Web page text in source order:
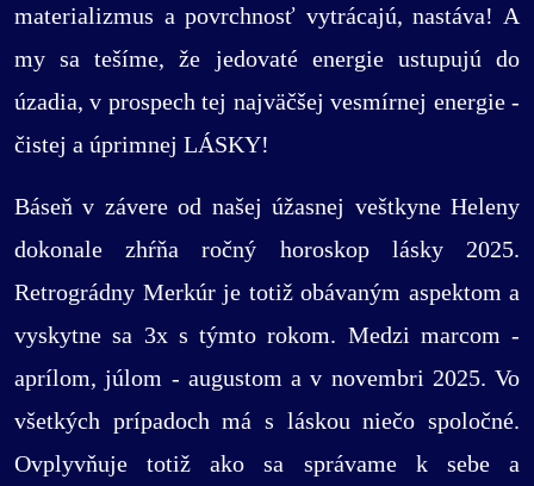
materializmus a povrchnosť vytrácajú, nastáva! A
my sa tešíme, že jedovaté energie ustupujú do
úzadia, v prospech tej najväčšej vesmírnej energie -
čistej a úprimnej LÁSKY!
Báseň v závere od našej úžasnej veštkyne Heleny
dokonale zhŕňa ročný horoskop lásky 2025.
Retrográdny Merkúr je totiž obávaným aspektom a
vyskytne sa 3x s týmto rokom. Medzi marcom -
aprílom, júlom - augustom a v novembri 2025. Vo
všetkých prípadoch má s láskou niečo spoločné.
Ovplyvňuje totiž ako sa správame k sebe a